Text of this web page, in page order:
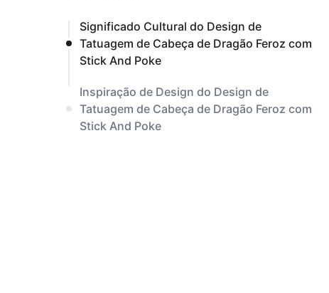
Significado Cultural do Design de
Tatuagem de Cabeça de Dragão Feroz com
Stick And Poke
Inspiração de Design do Design de
Tatuagem de Cabeça de Dragão Feroz com
Stick And Poke